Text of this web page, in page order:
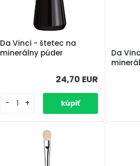
Da Vinci - štetec na
minerálny púder
24,70 EUR
- +
Da